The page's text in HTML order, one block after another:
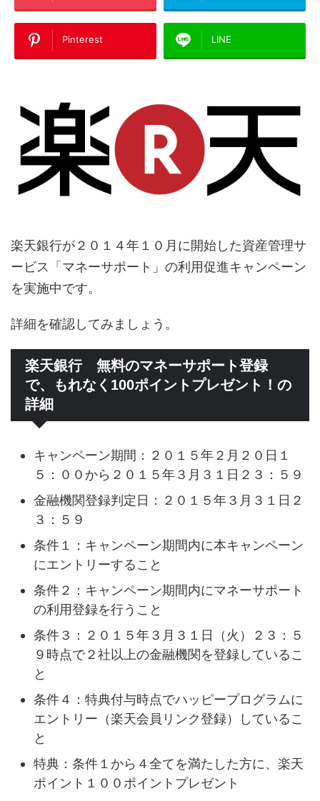
Pinterest LINE
楽天銀行が２０１４年１０月に開始した資産管理サ
ービス「マネーサポート」の利用促進キャンペーン
を実施中です。
詳細を確認してみましょう。
楽天銀行 無料のマネーサポート登録
で、もれなく100ポイントプレゼント！の
詳細
キャンペーン期間：２０１５年２月２０日１
５：００から２０１５年３月３１日２３：５９
金融機関登録判定日：２０１５年３月３１日２
３：５９
条件１：キャンペーン期間内に本キャンペーン
にエントリーすること
条件２：キャンペーン期間内にマネーサポート
の利用登録を行うこと
条件３：２０１５年３月３１日（火）２３：５
９時点で２社以上の金融機関を登録しているこ
と
条件４：特典付与時点でハッピープログラムに
エントリー（楽天会員リンク登録）しているこ
と
特典：条件１から４全てを満たした方に、楽天
ポイント１００ポイントプレゼント